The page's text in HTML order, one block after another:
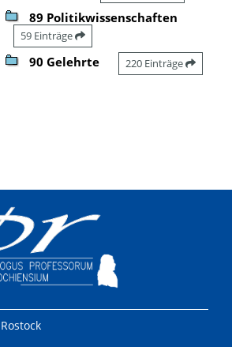
89 Politikwissenschaften
59 Einträge
90 Gelehrte 220 Einträge